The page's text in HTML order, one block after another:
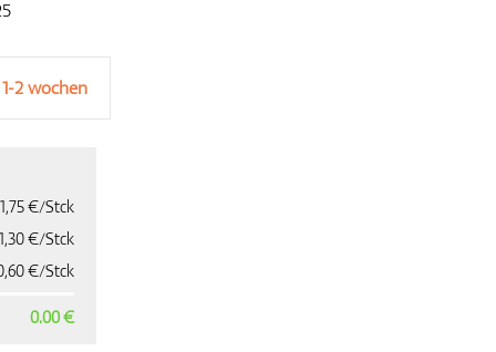
2 wochen
€/Stck
€/Stck
€/Stck
0.00 €